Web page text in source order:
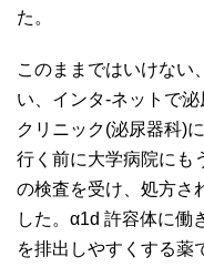
た。
このままではいけない
い、インタ-ネットで
クリニック(泌尿器科)
行く前に大学病院にも
の検査を受け、処方さ
した。α1d 許容体に働
を排出しやすくする薬